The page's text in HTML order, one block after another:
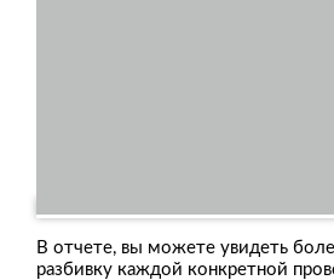
В отчете, вы можете увидеть
разбивку каждой конкретной